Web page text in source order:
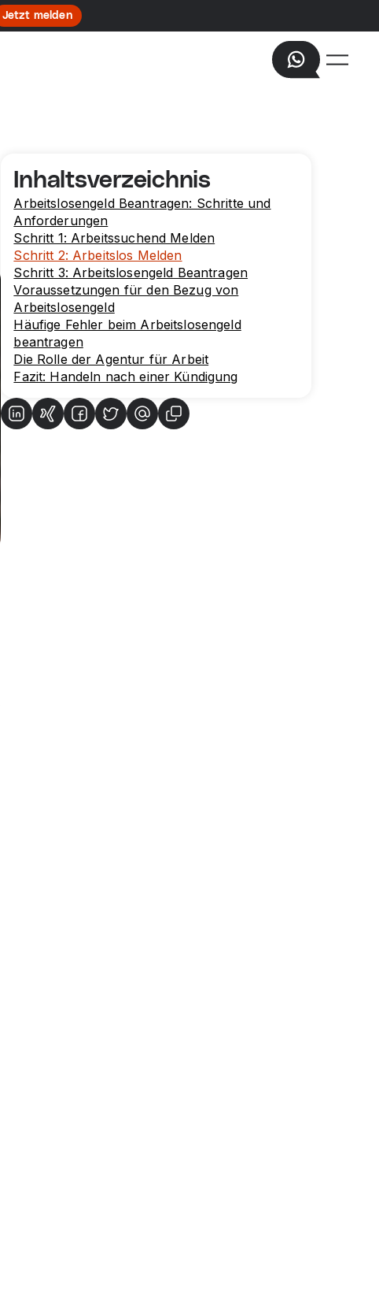
Jetzt melden
Inhaltsverzeichnis
Arbeitslosengeld Beantragen: Schritte und
Anforderungen
Schritt 1: Arbeitssuchend Melden
Schritt 2: Arbeitslos Melden
Schritt 3: Arbeitslosengeld Beantragen
Voraussetzungen für den Bezug von
Arbeitslosengeld
Häufige Fehler beim Arbeitslosengeld
beantragen
Die Rolle der Agentur für Arbeit
Fazit: Handeln nach einer Kündigung